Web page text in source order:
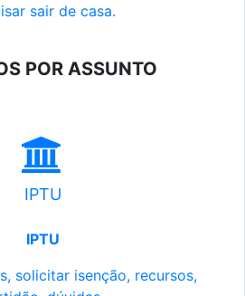
sair de casa.
POR ASSUNTO
IPTU
IPTU
solicitar isenção, recursos,